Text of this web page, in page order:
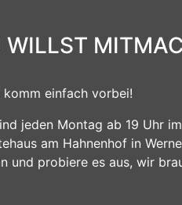
WILLST
komm einfach vorbei!
jeden Montag ab 19 Uhr im
am Hahnenhof in
und probiere es aus, wir